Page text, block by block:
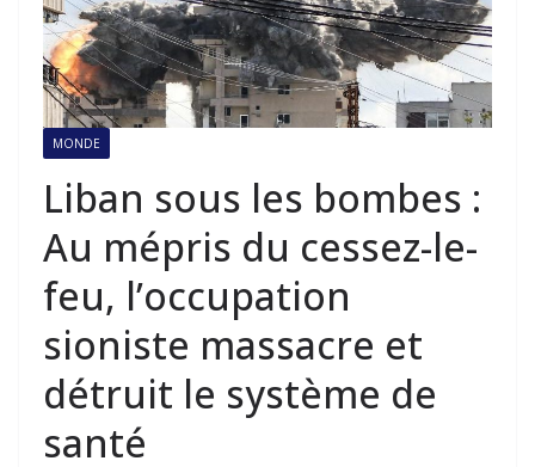
MONDE
Liban sous les bombes :
Au mépris du cessez-le-
feu, l’occupation
sioniste massacre et
détruit le système de
santé